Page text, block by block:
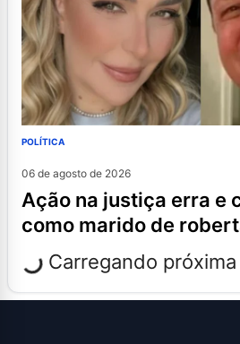
POLÍTICA
06 de agosto de 2026
ação na justiça erra e cita lulinha
como marido de
Carregando